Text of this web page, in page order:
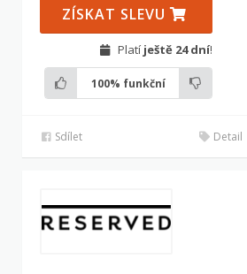
ZÍSKAT SLEVU
Platí ještě 24 dní!
100% funkční
Sdílet Detail